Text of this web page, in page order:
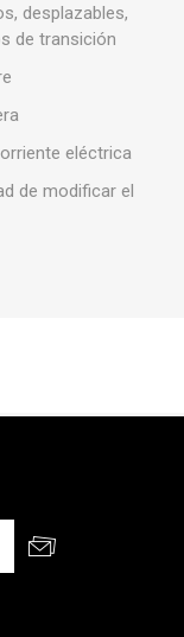
desplazables,
de transición
eléctrica
de modificar el